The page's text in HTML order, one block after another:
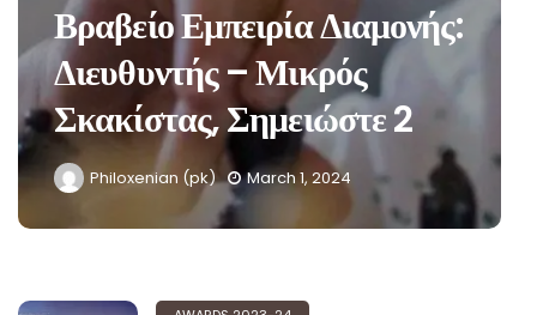
Βραβείο Εμπειρία Διαμονής:
Διευθυντής – Μικρός
Σκακίστας, Σημειώστε 2
Philoxenian (pk) March 1, 2024